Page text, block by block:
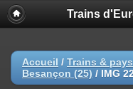
Trains
Accueil / Trains &
Besançon (25) / IMG